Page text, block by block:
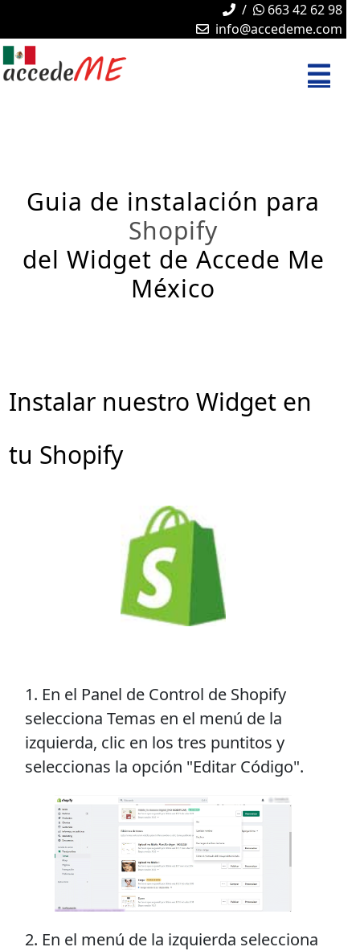
/
663 42 62 98
info@accedeme.com
Guia de instalación para
Shopify
del Widget de Accede Me
México
Instalar nuestro Widget en
tu Shopify
1. En el Panel de Control de Shopify
selecciona Temas en el menú de la
izquierda, clic en los tres puntitos y
seleccionas la opción "Editar Código".
2. En el menú de la izquierda selecciona